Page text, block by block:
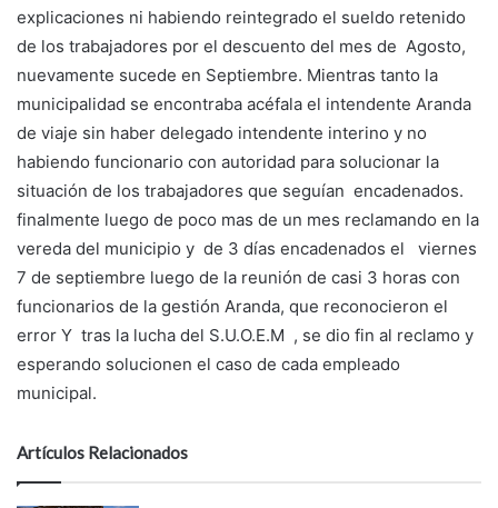
explicaciones ni habiendo reintegrado el sueldo retenido
de los trabajadores por el descuento del mes de Agosto,
nuevamente sucede en Septiembre. Mientras tanto la
municipalidad se encontraba acéfala el intendente Aranda
de viaje sin haber delegado intendente interino y no
habiendo funcionario con autoridad para solucionar la
situación de los trabajadores que seguían encadenados.
finalmente luego de poco mas de un mes reclamando en la
vereda del municipio y de 3 días encadenados el viernes
7 de septiembre luego de la reunión de casi 3 horas con
funcionarios de la gestión Aranda, que reconocieron el
error Y tras la lucha del S.U.O.E.M , se dio fin al reclamo y
esperando solucionen el caso de cada empleado
municipal.
Artículos Relacionados